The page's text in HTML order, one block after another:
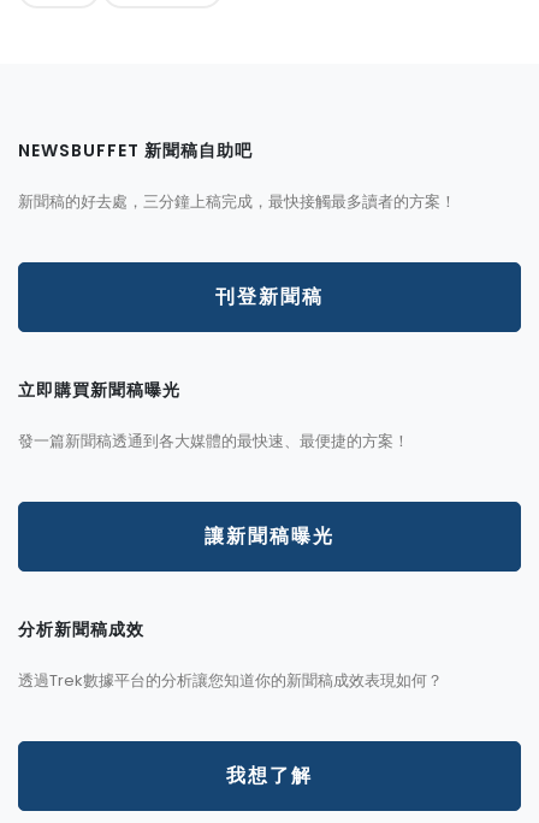
NEWSBUFFET 新聞稿自助吧
新聞稿的好去處，三分鐘上稿完成，最快接觸最多讀者的方案！
刊登新聞稿
立即購買新聞稿曝光
發一篇新聞稿透通到各大媒體的最快速、最便捷的方案！
讓新聞稿曝光
分析新聞稿成效
透過Trek數據平台的分析讓您知道你的新聞稿成效表現如何？
我想了解